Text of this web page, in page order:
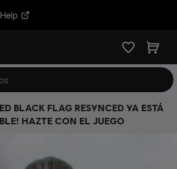
Help
BLACK FLAG RESYNCED YA ESTÁ
HAZTE CON EL JUEGO